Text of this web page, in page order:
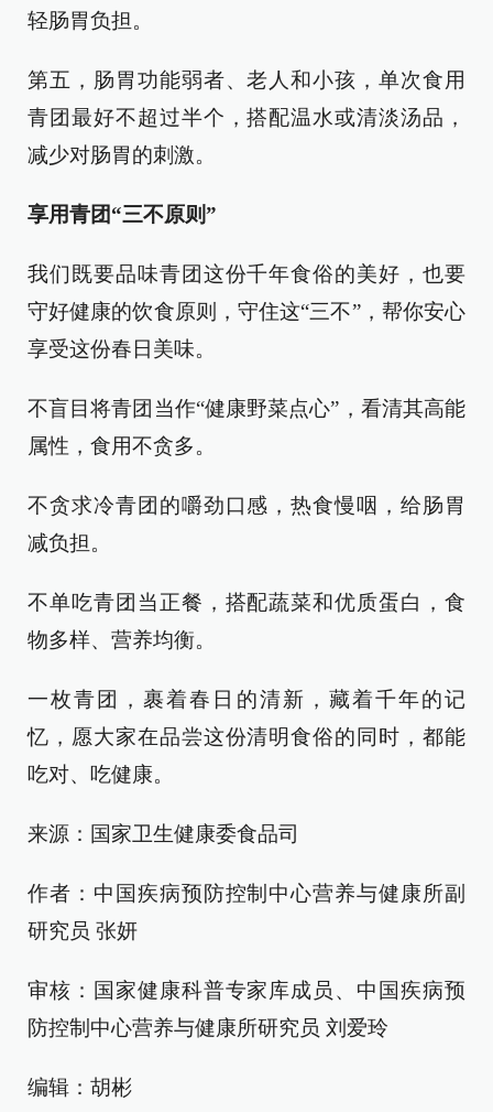
轻肠胃负担。
第五，肠胃功能弱者、老人和小孩，单次食用
青团最好不超过半个，搭配温水或清淡汤品，
减少对肠胃的刺激。
享用青团“三不原则”
我们既要品味青团这份千年食俗的美好，也要
守好健康的饮食原则，守住这“三不”，帮你安心
享受这份春日美味。
不盲目将青团当作“健康野菜点心”，看清其高能
属性，食用不贪多。
不贪求冷青团的嚼劲口感，热食慢咽，给肠胃
减负担。
不单吃青团当正餐，搭配蔬菜和优质蛋白，食
物多样、营养均衡。
一枚青团，裹着春日的清新，藏着千年的记
忆，愿大家在品尝这份清明食俗的同时，都能
吃对、吃健康。
来源：国家卫生健康委食品司
作者：中国疾病预防控制中心营养与健康所副
研究员 张妍
审核：国家健康科普专家库成员、中国疾病预
防控制中心营养与健康所研究员 刘爱玲
编辑：胡彬